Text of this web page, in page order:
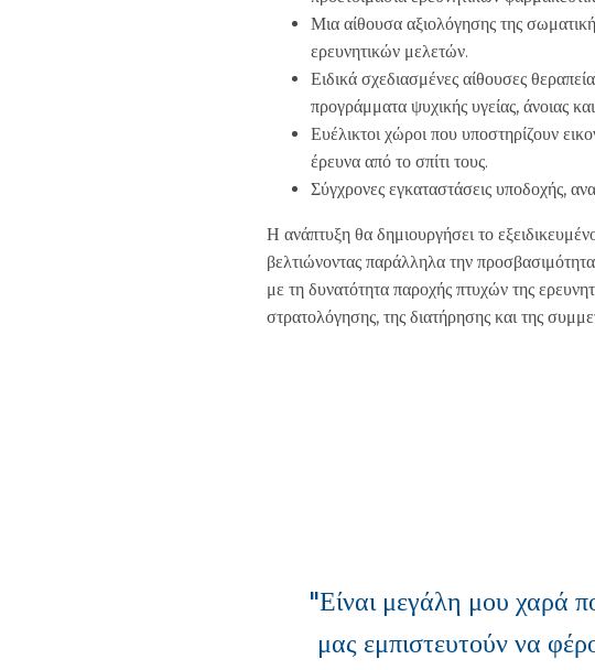
Μια αίθουσα αξιολόγησης της
ερευνητικών μελετών.
Ειδικά σχεδιασμένες αίθουσες
προγράμματα ψυχικής υγείας, άνοιας
Ευέλικτοι χώροι που υποστηρίζουν
έρευνα από το σπίτι τους.
Σύγχρονες εγκαταστάσεις υποδοχής,
Η ανάπτυξη θα δημιουργήσει το
βελτιώνοντας παράλληλα την
με τη δυνατότητα παροχής πτυχών της
στρατολόγησης, της διατήρησης και της
"Είναι μεγάλη μου χαρά
μας εμπιστευτούν να